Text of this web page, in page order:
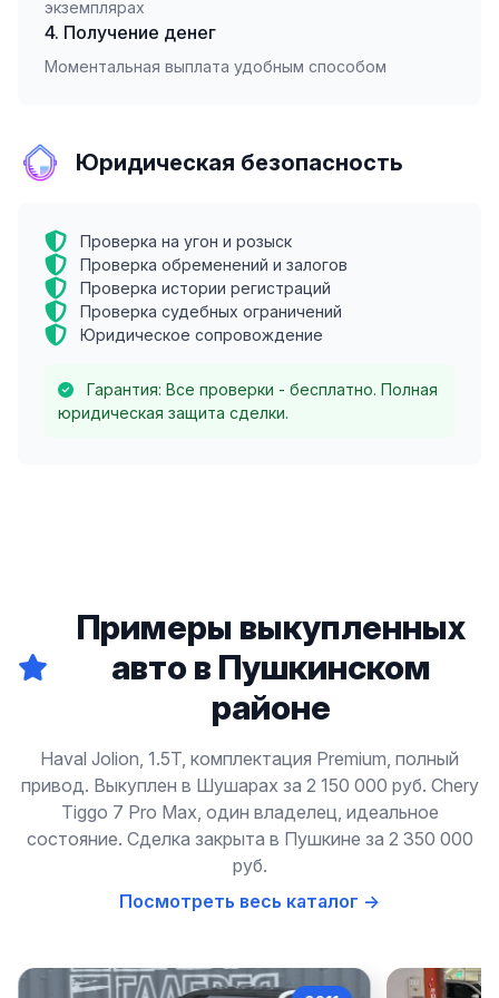
экземплярах
4. Получение денег
Моментальная выплата удобным способом
Юридическая безопасность
Проверка на угон и розыск
Проверка обременений и залогов
Проверка истории регистраций
Проверка судебных ограничений
Юридическое сопровождение
Гарантия: Все проверки - бесплатно. Полная
юридическая защита сделки.
Примеры выкупленных
авто в Пушкинском
районе
Haval Jolion, 1.5T, комплектация Premium, полный
привод. Выкуплен в Шушарах за 2 150 000 руб. Chery
Tiggo 7 Pro Max, один владелец, идеальное
состояние. Сделка закрыта в Пушкине за 2 350 000
руб.
Посмотреть весь каталог →